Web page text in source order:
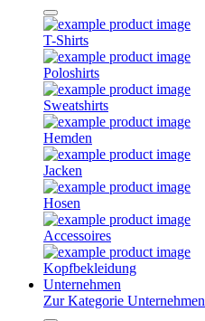
T-Shirts
Poloshirts
Sweatshirts
Hemden
Jacken
Hosen
Accessoires
Kopfbekleidung
Unternehmen
Zur Kategorie Unternehmen